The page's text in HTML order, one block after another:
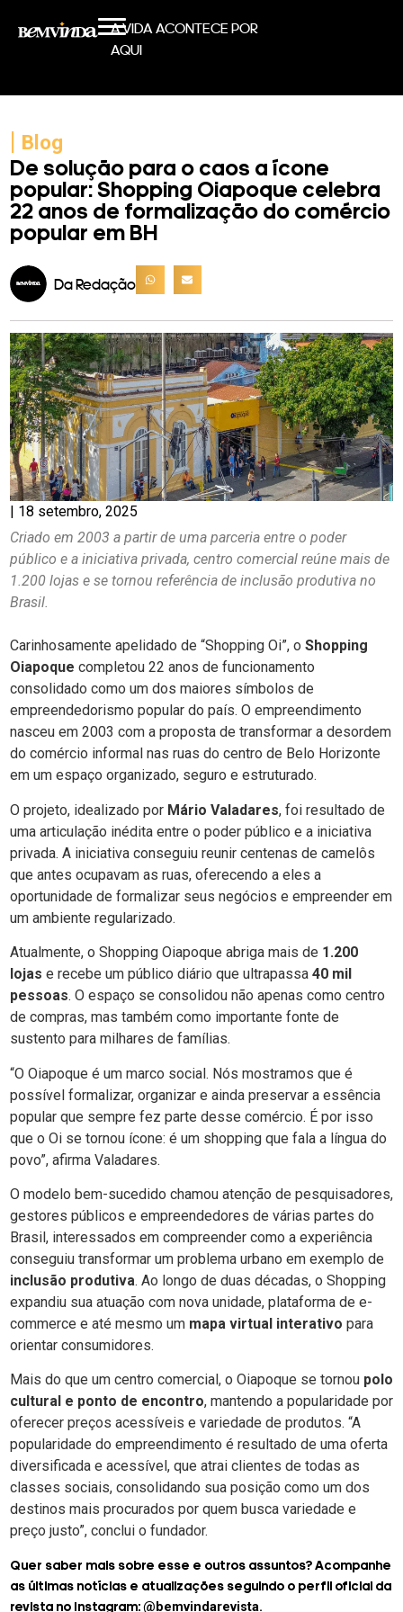
A VIDA ACONTECE POR
AQUI
| Blog
De solução para o caos a ícone
popular: Shopping Oiapoque celebra
22 anos de formalização do comércio
popular em BH
Da Redação
18 setembro, 2025
Criado em 2003 a partir de uma parceria entre o poder
público e a iniciativa privada, centro comercial reúne mais de
1.200 lojas e se tornou referência de inclusão produtiva no
Brasil.
Carinhosamente apelidado de “Shopping Oi”, o Shopping
Oiapoque completou 22 anos de funcionamento
consolidado como um dos maiores símbolos de
empreendedorismo popular do país. O empreendimento
nasceu em 2003 com a proposta de transformar a desordem
do comércio informal nas ruas do centro de Belo Horizonte
em um espaço organizado, seguro e estruturado.
O projeto, idealizado por Mário Valadares, foi resultado de
uma articulação inédita entre o poder público e a iniciativa
privada. A iniciativa conseguiu reunir centenas de camelôs
que antes ocupavam as ruas, oferecendo a eles a
oportunidade de formalizar seus negócios e empreender em
um ambiente regularizado.
Atualmente, o Shopping Oiapoque abriga mais de 1.200
lojas e recebe um público diário que ultrapassa 40 mil
pessoas. O espaço se consolidou não apenas como centro
de compras, mas também como importante fonte de
sustento para milhares de famílias.
“O Oiapoque é um marco social. Nós mostramos que é
possível formalizar, organizar e ainda preservar a essência
popular que sempre fez parte desse comércio. É por isso
que o Oi se tornou ícone: é um shopping que fala a língua do
povo”, afirma Valadares.
O modelo bem-sucedido chamou atenção de pesquisadores,
gestores públicos e empreendedores de várias partes do
Brasil, interessados em compreender como a experiência
conseguiu transformar um problema urbano em exemplo de
inclusão produtiva. Ao longo de duas décadas, o Shopping
expandiu sua atuação com nova unidade, plataforma de e-
commerce e até mesmo um mapa virtual interativo para
orientar consumidores.
Mais do que um centro comercial, o Oiapoque se tornou polo
cultural e ponto de encontro, mantendo a popularidade por
oferecer preços acessíveis e variedade de produtos. “A
popularidade do empreendimento é resultado de uma oferta
diversificada e acessível, que atrai clientes de todas as
classes sociais, consolidando sua posição como um dos
destinos mais procurados por quem busca variedade e
preço justo”, conclui o fundador.
Quer saber mais sobre esse e outros assuntos? Acompanhe
as últimas notícias e atualizações seguindo o perfil oficial da
revista no Instagram: @bemvindarevista.